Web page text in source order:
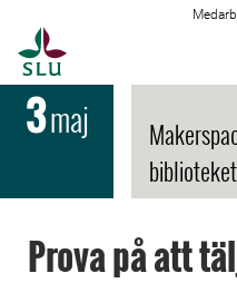
3maj
Prova på att